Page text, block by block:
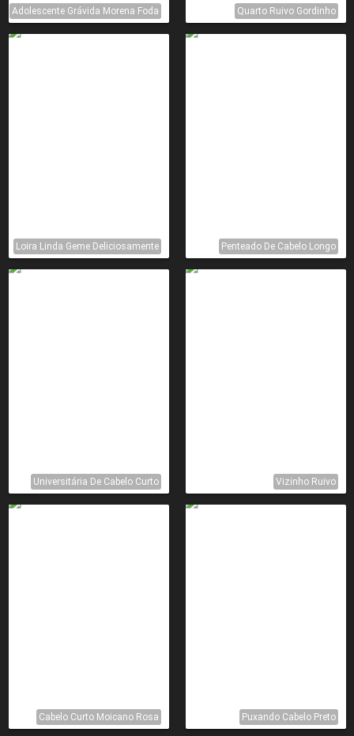
Adolescente Grávida Morena Foda Quarto Ruivo Gordinho
Loira Linda Geme Deliciosamente Penteado De Cabelo Longo
Universitária De Cabelo Curto Vizinho Ruivo
Cabelo Curto Moicano Rosa Puxando Cabelo Preto